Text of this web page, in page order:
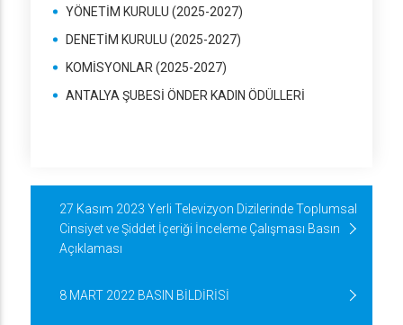
YÖNETİM KURULU (2025-2027)
DENETİM KURULU (2025-2027)
KOMİSYONLAR (2025-2027)
ANTALYA ŞUBESİ ÖNDER KADIN ÖDÜLLERİ
27 Kasım 2023 Yerli Televizyon Dizilerinde Toplumsal
Cinsiyet ve Şiddet İçeriği İnceleme Çalışması Basın
Açıklaması
8 MART 2022 BASIN BİLDİRİSİ